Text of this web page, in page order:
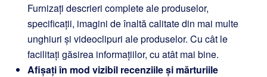
Furnizați descrieri complete ale produselor,
specificații, imagini de înaltă calitate din mai multe
unghiuri și videoclipuri ale produselor. Cu cât le
facilitați găsirea informațiilor, cu atât mai bine.
Afișați în mod vizibil recenziile și mărturiile